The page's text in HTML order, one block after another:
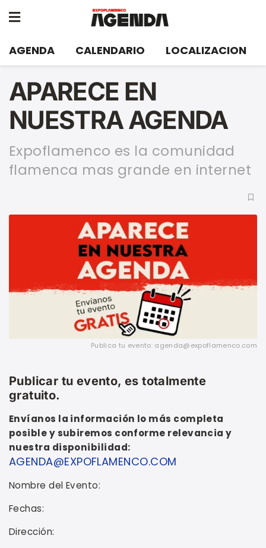
AGENDA CALENDARIO LOCALIZACION
APARECE EN
NUESTRA AGENDA
Expoflamenco es la comunidad
flamenca mas grande en internet
Publica tu evento: agenda@expoflamenco.com
Publicar tu evento, es totalmente
gratuito.
Envíanos la información lo más completa
posible y subiremos conforme relevancia y
nuestra disponibilidad:
AGENDA@EXPOFLAMENCO.COM
Nombre del Evento:
Fechas:
Dirección: